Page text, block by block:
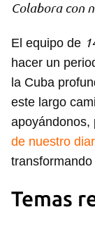
Para poder
Colabora con
El equipo de
hacer un
la Cuba
este largo
apoyándonos,
de nuestro
Temas